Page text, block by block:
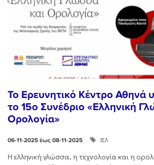
Το Ερευνητικό Κέντρο Αθηνά
το 15ο Συνέδριο «Ελληνική
Ορολογία»
06-11-2025 έως 08-11-2025 ΙΕΛ
Η ελληνική γλώσσα, η τεχνολογία και η